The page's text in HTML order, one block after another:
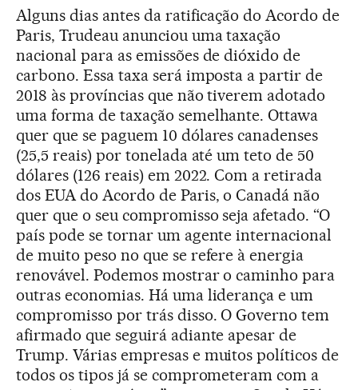
Alguns dias antes da ratificação do Acordo de
Paris, Trudeau anunciou uma taxação
nacional para as emissões de dióxido de
carbono. Essa taxa será imposta a partir de
2018 às províncias que não tiverem adotado
uma forma de taxação semelhante. Ottawa
quer que se paguem 10 dólares canadenses
(25,5 reais) por tonelada até um teto de 50
dólares (126 reais) em 2022. Com a retirada
dos EUA do Acordo de Paris, o Canadá não
quer que o seu compromisso seja afetado. “O
país pode se tornar um agente internacional
de muito peso no que se refere à energia
renovável. Podemos mostrar o caminho para
outras economias. Há uma liderança e um
compromisso por trás disso. O Governo tem
afirmado que seguirá adiante apesar de
Trump. Várias empresas e muitos políticos de
todos os tipos já se comprometeram com a